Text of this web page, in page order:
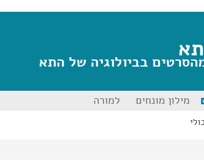
בביולוגיה של התא
מילון מונחים למורה